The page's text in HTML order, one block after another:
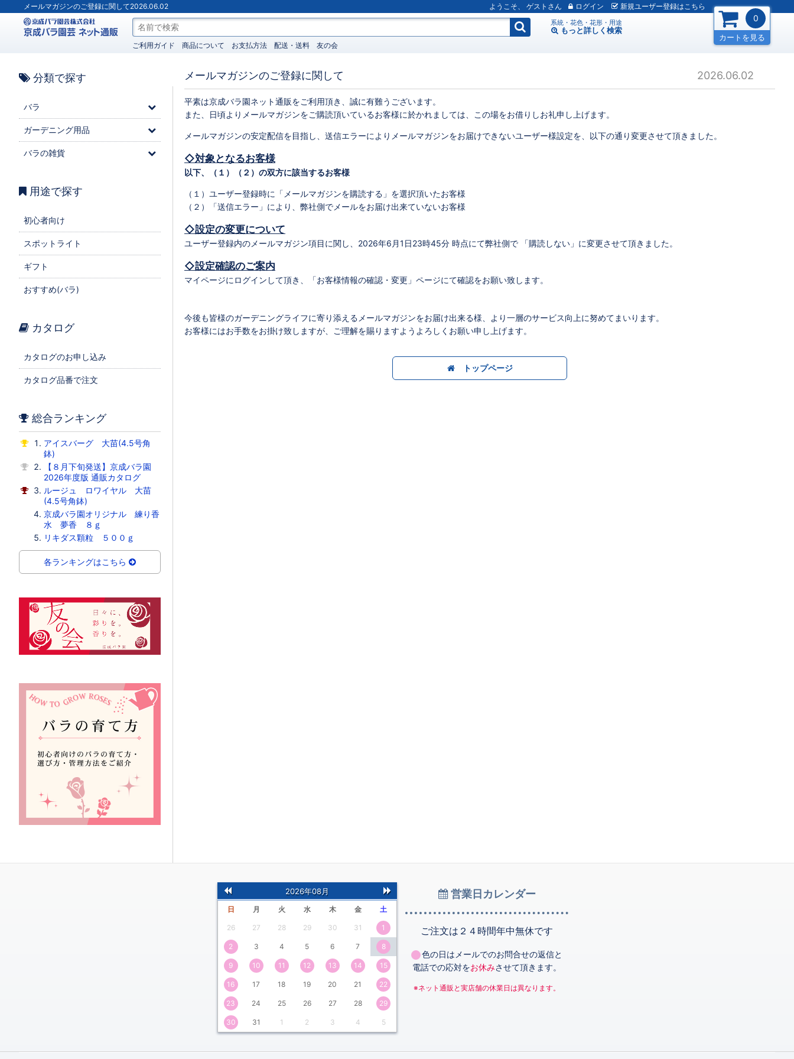
メールマガジンのご登録に関して2026.06.02 ようこそ、 ゲスト ログイン 新規ユーザー登録はこちら
系統・花色・花形・用途
もっと詳しく 検索
0
カートを見る
ご利用ガイド 商品について お支払方法 配送・送料 友の会
メールマガジンのご登録に関して 2026.06.02
平素は京成バラ園ネット通販をご利用頂き、誠に有難うございます。
また、日頃よりメールマガジンをご購読頂いているお客様に於かれましては、この場をお借りしお礼申し上げます。
メールマガジンの安定配信を目指し、送信エラーによりメールマガジンをお届けできないユーザー様設定を、以下の通り変更させて頂きました。
◇対象となるお客様
以下、（１）（２）の双方に該当するお客様
（１）ユーザー登録時に「メールマガジンを購読する」を選択頂いたお客様
（２）「送信エラー」により、弊社側でメールをお届け出来ていないお客様
◇設定の変更について
ユーザー登録内のメールマガジン項目に関し、2026年6月1日23時45分 時点にて弊社側で 「購読しない」に変更させて頂きました。
◇設定確認のご案内
マイページにログインして頂き、「お客様情報の確認・変更」ページにて確認をお願い致します。
今後も皆様のガーデニングライフに寄り添えるメールマガジンをお届け出来る様、より一層のサービス向上に努めてまいります。
お客様にはお手数をお掛け致しますが、ご理解を賜りますようよろしくお願い申し上げます。
トップページ
分類で探す
バラ
ガーデニング用品
バラの雑貨
用途で探す
初心者向け
スポットライト
ギフト
おすすめ(バラ)
カタログ
カタログのお申し込み
カタログ品番で注文
総合ランキング
アイスバーグ 大苗(4.5号角
鉢)
【８月下旬発送】京成バラ園
2026年度版 通販カタログ
ルージュ ロワイヤル 大苗
(4.5号角鉢)
京成バラ園オリジナル 練り香
水 夢香 ８ｇ
リキダス顆粒 ５００ｇ
各ランキングはこちら
前
の
月
次
月
2026年08月
日 月 火 水 木 金 土
26 27 28 29 30 31 1
2 3 4 5 6 7 8
9 10 11 12 13 14 15
16 17 18 19 20 21 22
23 24 25 26 27 28 29
30 31 1 2 3 4 5
営業日カレンダー
ご注文は２４時間年中無休です
色の日はメールでのお問合せの返信と
電話での応対をお休みさせて頂きます。
※ネット通販と実店舗の休業日は異なります。